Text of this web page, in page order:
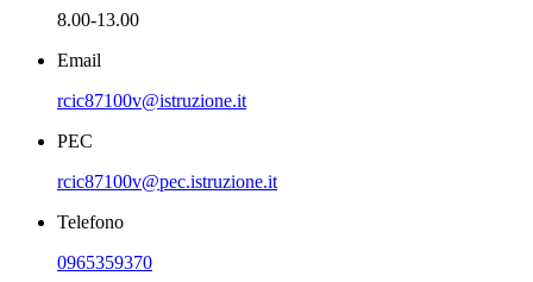
8.00-13.00
Email
rcic87100v@istruzione.it
PEC
rcic87100v@pec.istruzione.it
Telefono
0965359370